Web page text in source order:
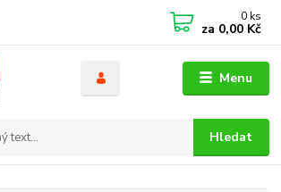
Menu
Hledat
0 ks
za 0,00 Kč